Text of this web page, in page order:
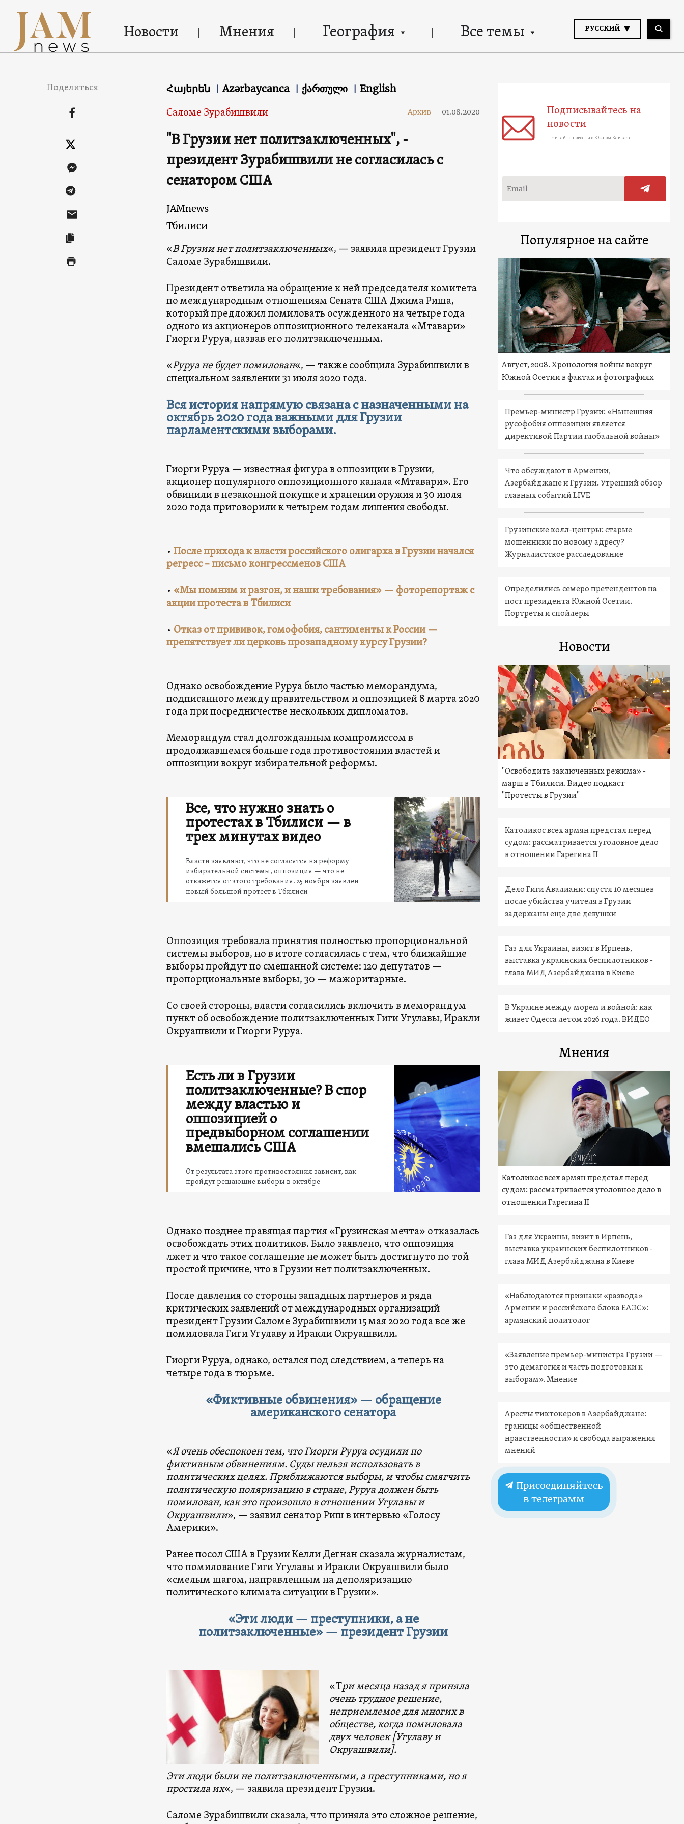
Новости Мнения География Все темы РУССКИЙ
Поделиться Հայերեն Azərbaycanca ქართული English
Саломе Зурабишвили Архив - 01.08.2020
"В Грузии нет политзаключенных", -
президент Зурабишвили не согласилась с
сенатором США
JAMnews
Тбилиси
«В Грузии нет политзаключенных«, — заявила президент Грузии
Саломе Зурабишвили.
Президент ответила на обращение к ней председателя комитета
по международным отношениям Сената США Джима Риша,
который предложил помиловать осужденного на четыре года
одного из акционеров оппозиционного телеканала «Мтавари»
Гиорги Руруа, назвав его политзаключенным.
«Руруа не будет помилован«, — также сообщила Зурабишвили в
специальном заявлении 31 июля 2020 года.
Вся история напрямую связана с назначенными на
октябрь 2020 года важными для Грузии
парламентскими выборами.
Гиорги Руруа — известная фигура в оппозиции в Грузии,
акционер популярного оппозиционного канала «Мтавари». Его
обвинили в незаконной покупке и хранении оружия и 30 июля
2020 года приговорили к четырем годам лишения свободы.
• После прихода к власти российского олигарха в Грузии начался
регресс – письмо конгрессменов США
• «Мы помним и разгон, и наши требования» — фоторепортаж с
акции протеста в Тбилиси
• Отказ от прививок, гомофобия, сантименты к России —
препятствует ли церковь прозападному курсу Грузии?
Однако освобождение Руруа было частью меморандума,
подписанного между правительством и оппозицией 8 марта 2020
года при посредничестве нескольких дипломатов.
Меморандум стал долгожданным компромиссом в
продолжавшемся больше года противостоянии властей и
оппозиции вокруг избирательной реформы.
Все, что нужно знать о
протестах в Тбилиси — в
трех минутах видео
Власти заявляют, что не согласятся на реформу
избирательной системы, оппозиция — что не
откажется от этого требования. 25 ноября заявлен
новый большой протест в Тбилиси
Оппозиция требовала принятия полностью пропорциональной
системы выборов, но в итоге согласилась с тем, что ближайшие
выборы пройдут по смешанной системе: 120 депутатов —
пропорциональные выборы, 30 — мажоритарные.
Со своей стороны, власти согласились включить в меморандум
пункт об освобождение политзаключенных Гиги Угулавы, Иракли
Окруашвили и Гиорги Руруа.
Есть ли в Грузии
политзаключенные? В спор
между властью и
оппозицией о
предвыборном соглашении
вмешались США
От результата этого противостояния зависит, как
пройдут решающие выборы в октябре
Однако позднее правящая партия «Грузинская мечта» отказалась
освобождать этих политиков. Было заявлено, что оппозиция
лжет и что такое соглашение не может быть достигнуто по той
простой причине, что в Грузии нет политзаключенных.
После давления со стороны западных партнеров и ряда
критических заявлений от международных организаций
президент Грузии Саломе Зурабишвили 15 мая 2020 года все же
помиловала Гиги Угулаву и Иракли Окруашвили.
Гиорги Руруа, однако, остался под следствием, а теперь на
четыре года в тюрьме.
«Фиктивные обвинения» — обращение
американского сенатора
«Я очень обеспокоен тем, что Гиорги Руруа осудили по
фиктивным обвинениям. Суды нельзя использовать в
политических целях. Приближаются выборы, и чтобы смягчить
политическую поляризацию в стране, Руруа должен быть
помилован, как это произошло в отношении Угулавы и
Окруашвили», — заявил сенатор Риш в интервью «Голосу
Америки».
Ранее посол США в Грузии Келли Дегнан сказала журналистам,
что помилование Гиги Угулавы и Иракли Окруашвили было
«смелым шагом, направленным на деполяризацию
политического климата ситуации в Грузии».
«Эти люди — преступники, а не
политзаключенные» — президент Грузии
«Три месяца назад я приняла
очень трудное решение,
неприемлемое для многих в
обществе, когда помиловала
двух человек [Угулаву и
Окруашвили].
Эти люди были не политзаключенными, а преступниками, но я
простила их«, — заявила президент Грузии.
Саломе Зурабишвили сказала, что приняла это сложное решение,
Подписывайтесь на
новости
Читайте новости о Южном Кавказе
Популярное на сайте
Август, 2008. Хронология войны вокруг
Южной Осетии в фактах и фотографиях
Премьер-министр Грузии: «Нынешняя
русофобия оппозиции является
директивой Партии глобальной войны»
Что обсуждают в Армении,
Азербайджане и Грузии. Утренний обзор
главных событий LIVE
Грузинские колл-центры: старые
мошенники по новому адресу?
Журналистское расследование
Определились семеро претендентов на
пост президента Южной Осетии.
Портреты и спойлеры
Новости
"Освободить заключенных режима» -
марш в Тбилиси. Видео подкаст
"Протесты в Грузии"
Католикос всех армян предстал перед
судом: рассматривается уголовное дело
в отношении Гарегина II
Дело Гиги Авалиани: спустя 10 месяцев
после убийства учителя в Грузии
задержаны еще две девушки
Газ для Украины, визит в Ирпень,
выставка украинских беспилотников -
глава МИД Азербайджана в Киеве
В Украине между морем и войной: как
живет Одесса летом 2026 года. ВИДЕО
Мнения
Католикос всех армян предстал перед
судом: рассматривается уголовное дело в
отношении Гарегина II
Газ для Украины, визит в Ирпень,
выставка украинских беспилотников -
глава МИД Азербайджана в Киеве
«Наблюдаются признаки «развода»
Армении и российского блока ЕАЭС»:
армянский политолог
«Заявление премьер-министра Грузии —
это демагогия и часть подготовки к
выборам». Мнение
Аресты тиктокеров в Азербайджане:
границы «общественной
нравственности» и свобода выражения
мнений
Присоединяйтесь
в телеграмм